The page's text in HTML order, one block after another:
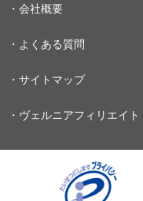
・会社概要
・よくある質問
・サイトマップ
・ヴェルニアフィリエイト